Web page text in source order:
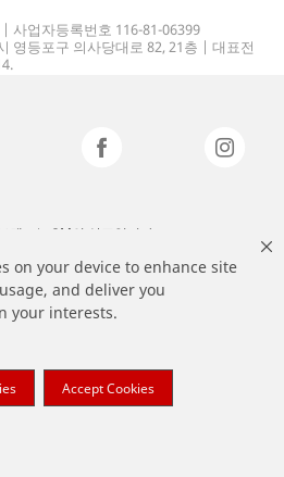
on your device to enhance site
and deliver you
your interests.
Accept Cookies
사업자등록번호 116-81-06399
영등포구 의사당대로 82, 21층 | 대표전
랜드는 3M의 상표입니다.